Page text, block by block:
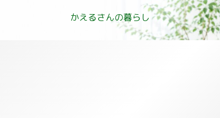
かえるさんの暮らし